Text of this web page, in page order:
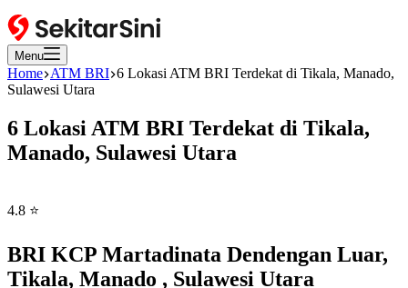
Menu
Home ATM BRI 6 Lokasi ATM BRI Terdekat di Tikala, Manado,
Sulawesi Utara
6 Lokasi ATM BRI Terdekat di Tikala,
Manado, Sulawesi Utara
4.8 ⭐
BRI KCP Martadinata Dendengan Luar,
Tikala, Manado , Sulawesi Utara